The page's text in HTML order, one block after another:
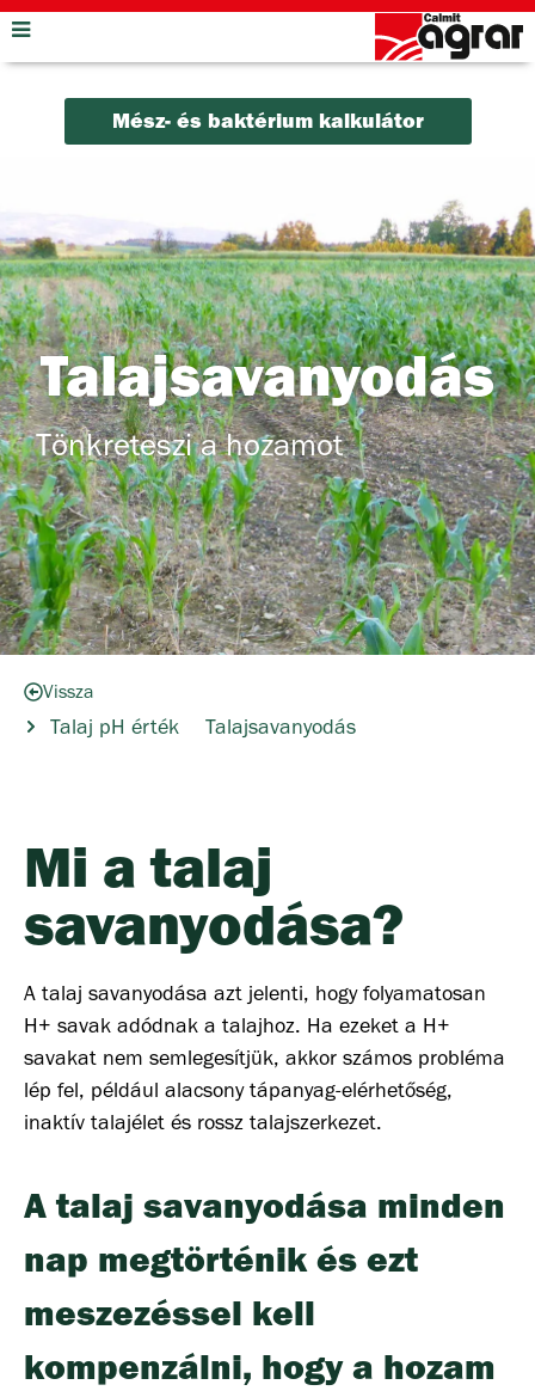
Mész- és baktérium kalkulátor
Talajsavanyodás
Tönkreteszi a hozamot
Vissza
Talaj pH érték Talajsavanyodás
Mi a talaj
savanyodása?
A talaj savanyodása azt jelenti, hogy folyamatosan
H+ savak adódnak a talajhoz. Ha ezeket a H+
savakat nem semlegesítjük, akkor számos probléma
lép fel, például alacsony tápanyag-elérhetőség,
inaktív talajélet és rossz talajszerkezet.
A talaj savanyodása minden
nap megtörténik és ezt
meszezéssel kell
kompenzálni, hogy a hozam